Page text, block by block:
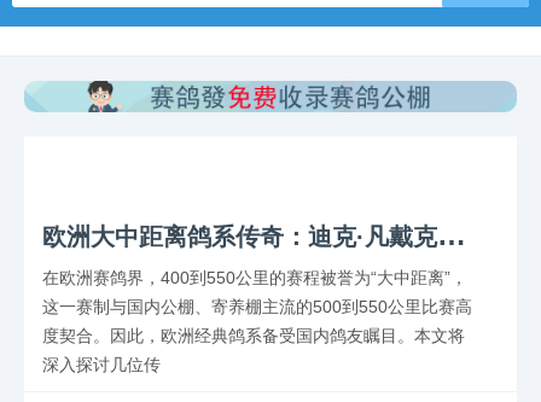
欧
洲大中距离鸽系传奇：迪克·凡戴克、瑞纳与奶酪的辉煌
在欧洲赛鸽界，400到550公里的赛程被誉为“大中距离”，
这一赛制与国内公棚、寄养棚主流的500到550公里比赛高
度契合。因此，欧洲经典鸽系备受国内鸽友瞩目。本文将
深入探讨几位传